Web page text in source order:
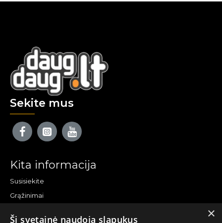
Sekite mus
Kita informacija
Susisiekite
Grąžinimai
×
Ši svetainė naudoja slapukus